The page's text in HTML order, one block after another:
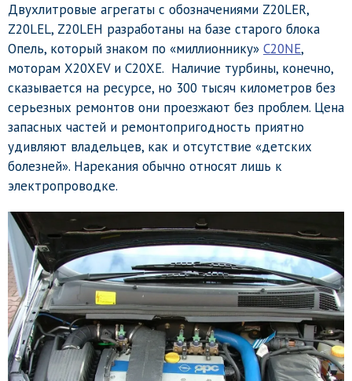
Двухлитровые агрегаты с обозначениями Z20LER,
Z20LEL, Z20LEH разработаны на базе старого блока
Опель, который знаком по «миллионнику» C20NE,
моторам X20XEV и C20XE. Наличие турбины, конечно,
сказывается на ресурсе, но 300 тысяч километров без
серьезных ремонтов они проезжают без проблем. Цена
запасных частей и ремонтопригодность приятно
удивляют владельцев, как и отсутствие «детских
болезней». Нарекания обычно относят лишь к
электропроводке.